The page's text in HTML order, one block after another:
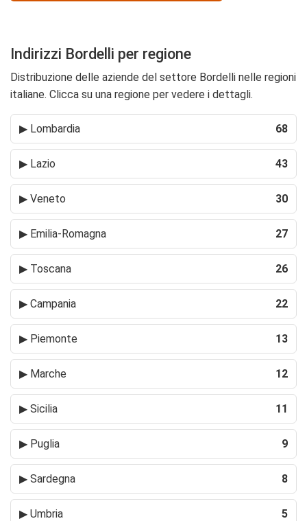
Indirizzi Bordelli per regione
Distribuzione delle aziende del settore Bordelli nelle regioni
italiane. Clicca su una regione per vedere i dettagli.
▶ Lombardia 68
▶ Lazio 43
▶ Veneto 30
▶ Emilia-Romagna 27
▶ Toscana 26
▶ Campania 22
▶ Piemonte 13
▶ Marche 12
▶ Sicilia 11
▶ Puglia 9
▶ Sardegna 8
▶ Umbria 5